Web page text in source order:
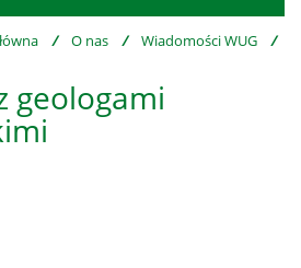
/ O nas / Wiadomości WUG /
geologami